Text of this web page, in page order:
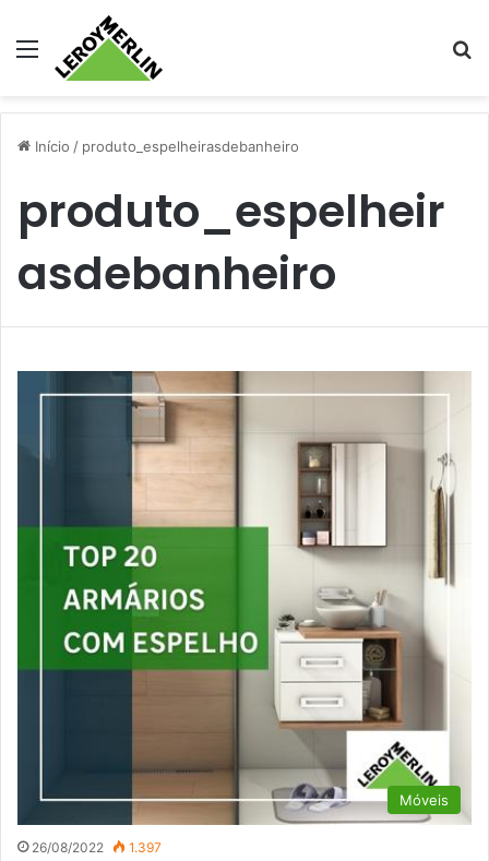
Menu
Início / produto_espelheirasdebanheiro
produto_espelheir
asdebanheiro
Móveis
26/08/2022 1.397